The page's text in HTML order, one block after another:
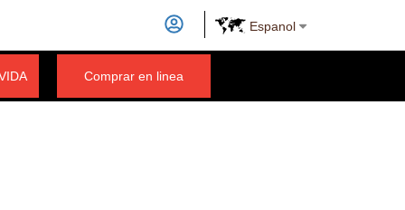
Espanol
Comprar en linea